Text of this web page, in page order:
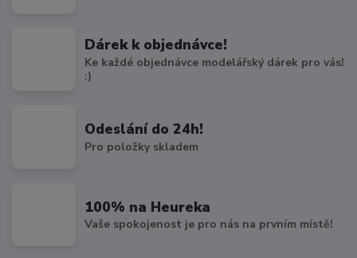
Dárek k objednávce!
Ke každé objednávce modelářský dárek pro vás!
:)
Odeslání do 24h!
Pro položky skladem
100% na Heureka
Vaše spokojenost je pro nás na prvním místě!